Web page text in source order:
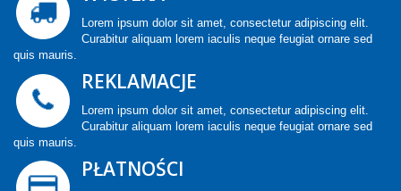
Lorem ipsum dolor sit amet, consectetur adipiscing elit.
Curabitur aliquam lorem iaculis neque feugiat ornare sed
quis mauris.
REKLAMACJE
Lorem ipsum dolor sit amet, consectetur adipiscing elit.
Curabitur aliquam lorem iaculis neque feugiat ornare sed
quis mauris.
PŁATNOŚCI